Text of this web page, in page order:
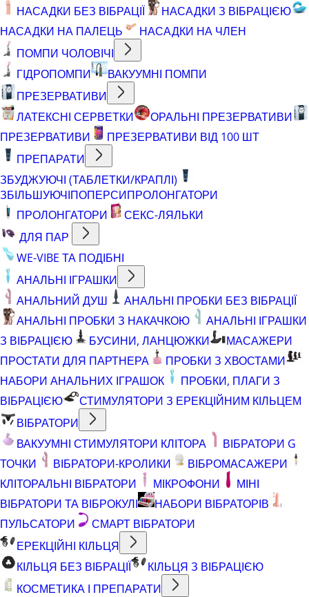
НАСАДКИ БЕЗ ВІБРАЦІЇ
НАСАДКИ З ВІБРАЦІЄЮ
НАСАДКИ НА ПАЛЕЦЬ
НАСАДКИ НА ЧЛЕН
ПОМПИ ЧОЛОВІЧІ
ГІДРОПОМПИ
ВАКУУМНІ ПОМПИ
ПРЕЗЕРВАТИВИ
ЛАТЕКСНІ СЕРВЕТКИ
ОРАЛЬНІ ПРЕЗЕРВАТИВИ
ПРЕЗЕРВАТИВИ
ПРЕЗЕРВАТИВИ ВІД 100 ШТ
ПРЕПАРАТИ
ЗБУДЖУЮЧІ (ТАБЛЕТКИ/КРАПЛІ)
ЗБІЛЬШУЮЧІПОПЕРСИПРОЛОНГАТОРИ
ПРОЛОНГАТОРИ
СЕКС-ЛЯЛЬКИ
ДЛЯ ПАР
WE-VIBE ТА ПОДІБНІ
АНАЛЬНІ ІГРАШКИ
АНАЛЬНИЙ ДУШ
АНАЛЬНІ ПРОБКИ БЕЗ ВІБРАЦІЇ
АНАЛЬНІ ПРОБКИ З НАКАЧКОЮ
АНАЛЬНІ ІГРАШКИ
З ВІБРАЦІЄЮ
БУСИНИ, ЛАНЦЮЖКИ
МАСАЖЕРИ
ПРОСТАТИ ДЛЯ ПАРТНЕРА
ПРОБКИ З ХВОСТАМИ
НАБОРИ АНАЛЬНИХ ІГРАШОК
ПРОБКИ, ПЛАГИ З
ВІБРАЦІЄЮ
СТИМУЛЯТОРИ З ЕРЕКЦІЙНИМ КІЛЬЦЕМ
ВІБРАТОРИ
ВАКУУМНІ СТИМУЛЯТОРИ КЛІТОРА
ВІБРАТОРИ G
ТОЧКИ
ВІБРАТОРИ-КРОЛИКИ
ВІБРОМАСАЖЕРИ
КЛІТОРАЛЬНІ ВІБРАТОРИ
МІКРОФОНИ
МІНІ
ВІБРАТОРИ ТА ВІБРОКУЛІ
НАБОРИ ВІБРАТОРІВ
ПУЛЬСАТОРИ
СМАРТ ВІБРАТОРИ
ЕРЕКЦІЙНІ КІЛЬЦЯ
КІЛЬЦЯ БЕЗ ВІБРАЦІЇ
КІЛЬЦЯ З ВІБРАЦІЄЮ
КОСМЕТИКА І ПРЕПАРАТИ